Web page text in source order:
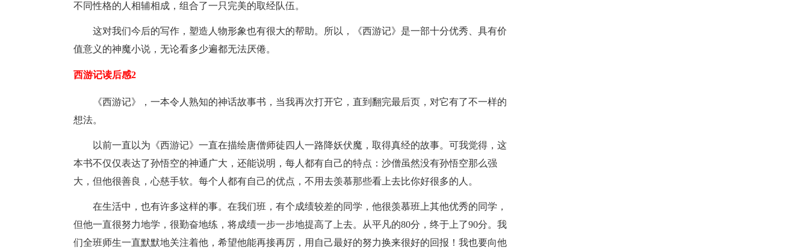
不同性格的人相辅相成，组合了一只完美的取经队伍。
这对我们今后的写作，塑造人物形象也有很大的帮助。所以，《西游记》是一部十分优秀、具有价
值意义的神魔小说，无论看多少遍都无法厌倦。
西游记读后感2
《西游记》，一本令人熟知的神话故事书，当我再次打开它，直到翻完最后页，对它有了不一样的
想法。
以前一直以为《西游记》一直在描绘唐僧师徒四人一路降妖伏魔，取得真经的故事。可我觉得，这
本书不仅仅表达了孙悟空的神通广大，还能说明，每人都有自己的特点：沙僧虽然没有孙悟空那么强
大，但他很善良，心慈手软。每个人都有自己的优点，不用去羡慕那些看上去比你好很多的人。
在生活中，也有许多这样的事。在我们班，有个成绩较差的同学，他很羡慕班上其他优秀的同学，
但他一直很努力地学，很勤奋地练，将成绩一步一步地提高了上去。从平凡的80分，终于上了90分。我
们全班师生一直默默地关注着他，希望他能再接再厉，用自己最好的努力换来很好的回报！我也要向他